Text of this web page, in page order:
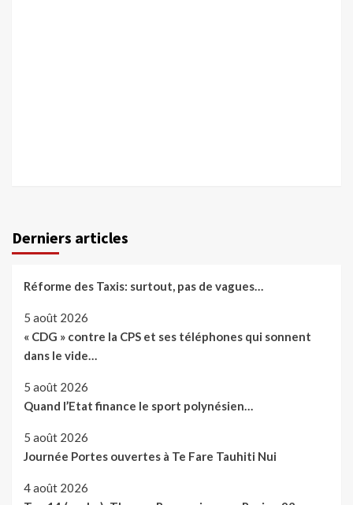
Derniers articles
Réforme des Taxis: surtout, pas de vagues…
5 août 2026
« CDG » contre la CPS et ses téléphones qui sonnent
dans le vide…
5 août 2026
Quand l’Etat finance le sport polynésien…
5 août 2026
Journée Portes ouvertes à Te Fare Tauhiti Nui
4 août 2026